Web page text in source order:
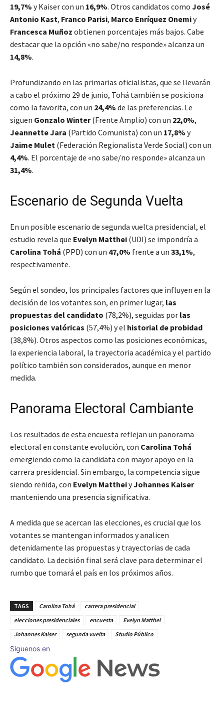
19,7% y Kaiser con un 16,9%. Otros candidatos como José
Antonio Kast, Franco Parisi, Marco Enríquez Onemiy
Francesca Muñoz obtienen porcentajes más bajos. Cabe
destacar que la opción «no sabe/no responde» alcanza un
14,8%.
Profundizando en las primarias oficialistas, que se llevarán
a cabo el próximo 29 de junio, Tohá también se posiciona
como la favorita, con un 24,4% de las preferencias. Le
siguen Gonzalo Winter(Frente Amplio) con un 22,0%,
Jeannette Jara (Partido Comunista) con un 17,8% y
Jaime Mulet (Federación Regionalista Verde Social) con un
4,4%. El porcentaje de «no sabe/no responde» alcanza un
31,4%.
Escenario de Segunda Vuelta
En un posible escenario de segunda vuelta presidencial, el
estudio revela que Evelyn Matthei (UDI) se impondría a
Carolina Tohá (PPD) con un 47,0% frente a un 33,1%,
respectivamente.
Según el sondeo, los principales factores que influyen en la
decisión de los votantes son, en primer lugar, las
propuestas del candidato (78,2%), seguidas por las
posiciones valóricas (57,4%) y el historial de probidad
(38,8%). Otros aspectos como las posiciones económicas,
la experiencia laboral, la trayectoria académica y el partido
político también son considerados, aunque en menor
medida.
Panorama Electoral Cambiante
Los resultados de esta encuesta reflejan un panorama
electoral en constante evolución, con Carolina Tohá
emergiendo como la candidata con mayor apoyo en la
carrera presidencial. Sin embargo, la competencia sigue
siendo reñida, con Evelyn MattheiyJohannes Kaiser
manteniendo una presencia significativa.
A medida que se acercan las elecciones, es crucial que los
votantes se mantengan informados y analicen
detenidamente las propuestas y trayectorias de cada
candidato. La decisión final será clave para determinar el
rumbo que tomará el país en los próximos años.
TAGS Carolina Tohá
carrera presidencial
elecciones presidenciales
encuesta
Evelyn Matthei
Johannes Kaiser
segunda vuelta Studio Público
Síguenos en